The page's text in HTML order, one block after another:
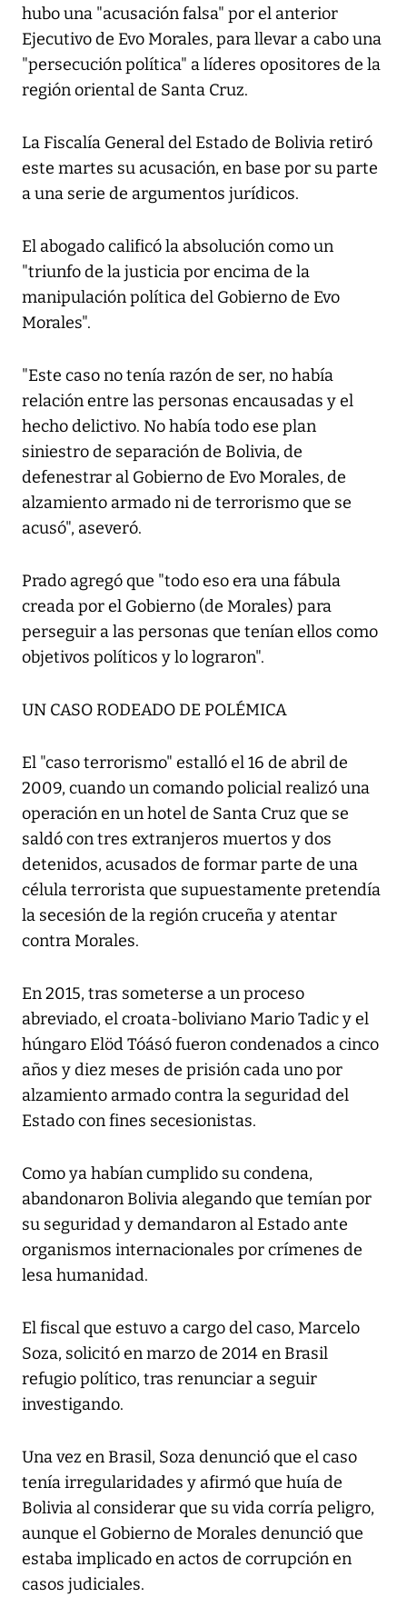
hubo una "acusación falsa" por el anterior
Ejecutivo de Evo Morales, para llevar a cabo una
"persecución política" a líderes opositores de la
región oriental de Santa Cruz.
La Fiscalía General del Estado de Bolivia retiró
este martes su acusación, en base por su parte
a una serie de argumentos jurídicos.
El abogado calificó la absolución como un
"triunfo de la justicia por encima de la
manipulación política del Gobierno de Evo
Morales".
"Este caso no tenía razón de ser, no había
relación entre las personas encausadas y el
hecho delictivo. No había todo ese plan
siniestro de separación de Bolivia, de
defenestrar al Gobierno de Evo Morales, de
alzamiento armado ni de terrorismo que se
acusó", aseveró.
Prado agregó que "todo eso era una fábula
creada por el Gobierno (de Morales) para
perseguir a las personas que tenían ellos como
objetivos políticos y lo lograron".
UN CASO RODEADO DE POLÉMICA
El "caso terrorismo" estalló el 16 de abril de
2009, cuando un comando policial realizó una
operación en un hotel de Santa Cruz que se
saldó con tres extranjeros muertos y dos
detenidos, acusados de formar parte de una
célula terrorista que supuestamente pretendía
la secesión de la región cruceña y atentar
contra Morales.
En 2015, tras someterse a un proceso
abreviado, el croata-boliviano Mario Tadic y el
húngaro Elöd Tóásó fueron condenados a cinco
años y diez meses de prisión cada uno por
alzamiento armado contra la seguridad del
Estado con fines secesionistas.
Como ya habían cumplido su condena,
abandonaron Bolivia alegando que temían por
su seguridad y demandaron al Estado ante
organismos internacionales por crímenes de
lesa humanidad.
El fiscal que estuvo a cargo del caso, Marcelo
Soza, solicitó en marzo de 2014 en Brasil
refugio político, tras renunciar a seguir
investigando.
Una vez en Brasil, Soza denunció que el caso
tenía irregularidades y afirmó que huía de
Bolivia al considerar que su vida corría peligro,
aunque el Gobierno de Morales denunció que
estaba implicado en actos de corrupción en
casos judiciales.